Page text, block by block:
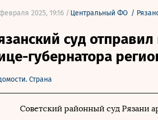
2025, 19:16 / Центральный ФО /
суд
губернатора
Страна
Советский районный суд Рязани